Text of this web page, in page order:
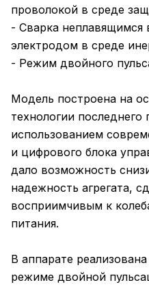
проволокой в среде
- Сварка
электродом в среде
- Режим двойного
Модель построена на
технологии последнего
использованием
и цифрового блока
дало возможность
надежность агрегата,
восприимчивым к
питания.
В аппарате
режиме двойной